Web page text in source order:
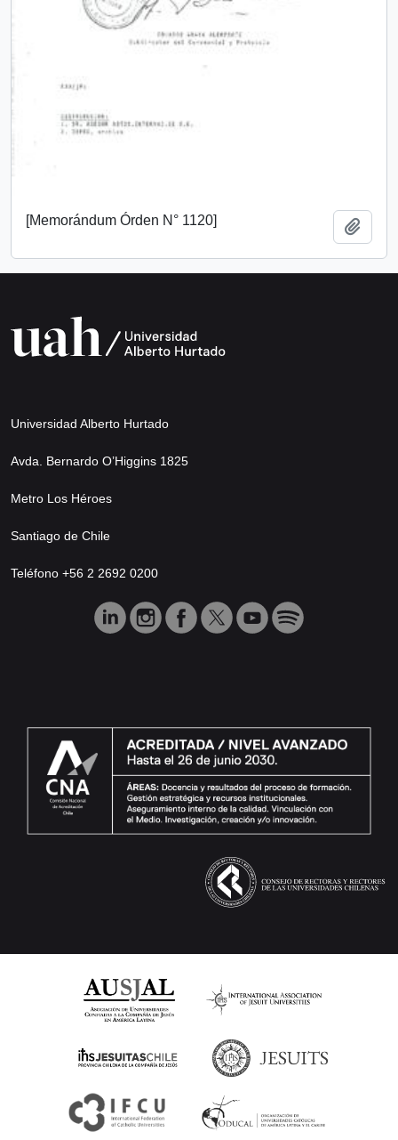
[Memorándum Órden N° 1120]
Universidad Alberto Hurtado
Avda. Bernardo O’Higgins 1825
Metro Los Héroes
Santiago de Chile
Teléfono +56 2 2692 0200